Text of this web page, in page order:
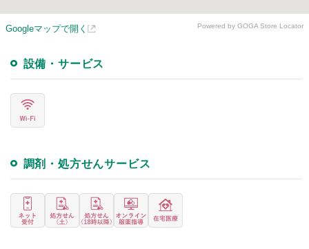
Googleマップで開く Powered by GOGA Store Locator
設備・サービス
調剤・処方せんサービス